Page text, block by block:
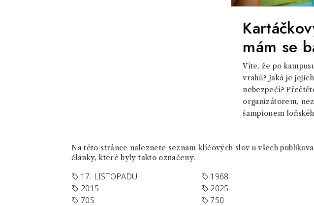
mám se
Víte, že po
vrahů? Jaká je
nebezpečí?
organizátorem,
šampionem
Na této stránce naleznete seznam klíčových slov u všech
články, které byly takto označeny.
17. LISTOPADU 1968
2015
2025
70S
750